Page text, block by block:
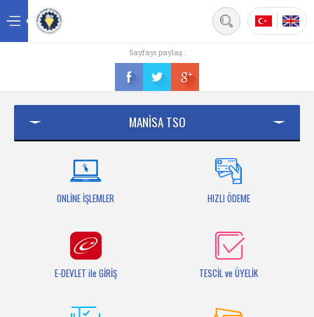
Üyelik
Bilgi Bankası
Sayfayı paylaş :
MANİSA TSO
ONLİNE İŞLEMLER HIZLI ÖDEME
E-DEVLET ile GİRİŞ TESCİL ve ÜYELİK